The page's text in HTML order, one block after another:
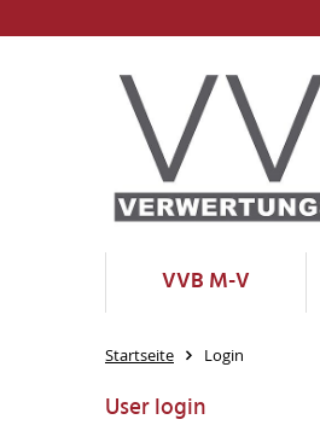
VVB M-V
Startseite Login
User login